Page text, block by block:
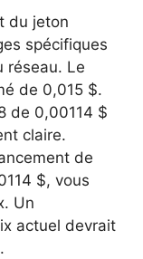
du jeton
spécifiques
réseau. Le
de 0,015 $.
de 0,00114 $
claire.
de
$, vous
Un
actuel devrait